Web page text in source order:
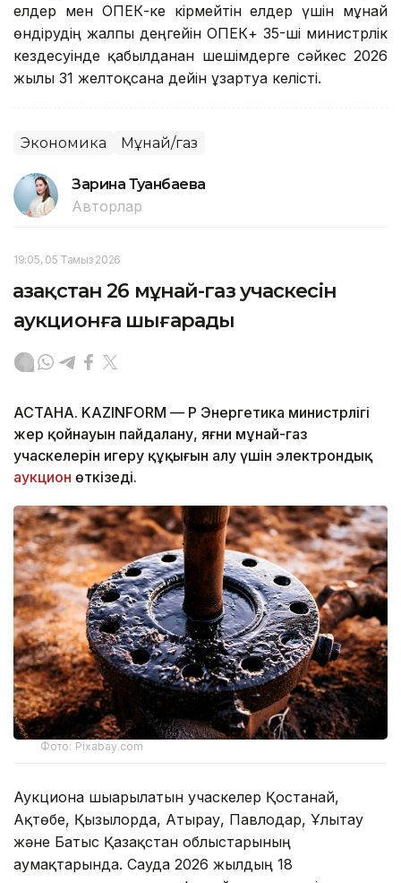
елдер мен ОПЕК-ке кірмейтін елдер үшін мұнай
өндірудің жалпы деңгейін ОПЕК+ 35-ші министрлік
кездесуінде қабылданған шешімдерге сәйкес 2026
жылғы 31 желтоқсанға дейін ұзартуға келісті.
Экономика Мұнай/газ
Зарина Туғанбаева
Авторлар
19:05, 05 Тамыз 2026
Қазақстан 26 мұнай-газ учаскесін
аукционға шығарады
АСТАНА. KAZINFORM — ҚР Энергетика министрлігі
жер қойнауын пайдалану, яғни мұнай-газ
учаскелерін игеру құқығын алу үшін электрондық
аукцион өткізеді.
Фото: Pixabay.com
Аукционға шығарылатын учаскелер Қостанай,
Ақтөбе, Қызылорда, Атырау, Павлодар, Ұлытау
және Батыс Қазақстан облыстарының
аумақтарында. Сауда 2026 жылдың 18